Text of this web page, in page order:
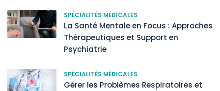
SPÉCIALITÉS MÉDICALES
La Santé Mentale en Focus : Approches
Thérapeutiques et Support en
Psychiatrie
SPÉCIALITÉS MÉDICALES
Gérer les Problèmes Respiratoires et